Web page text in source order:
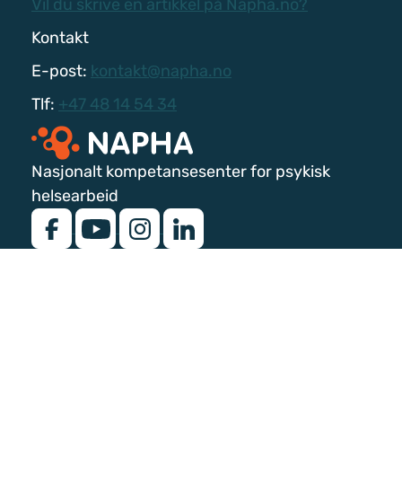
Vil du skrive en artikkel på Napha.no?
Kontakt
E-post: kontakt@napha.no
Tlf: +47 48 14 54 34
Nasjonalt kompetansesenter for psykisk
helsearbeid